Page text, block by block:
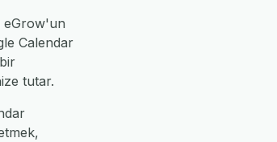
eGrow'un
Calendar
tutar.